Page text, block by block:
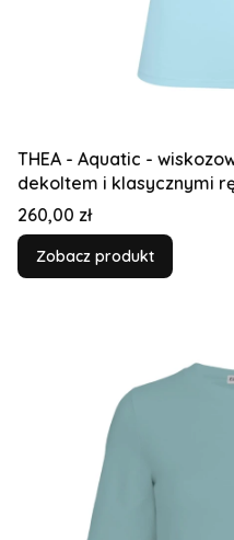
THEA - Aquatic -
dekoltem i klasycznymi
Cena
260,00 zł
Zobacz produkt